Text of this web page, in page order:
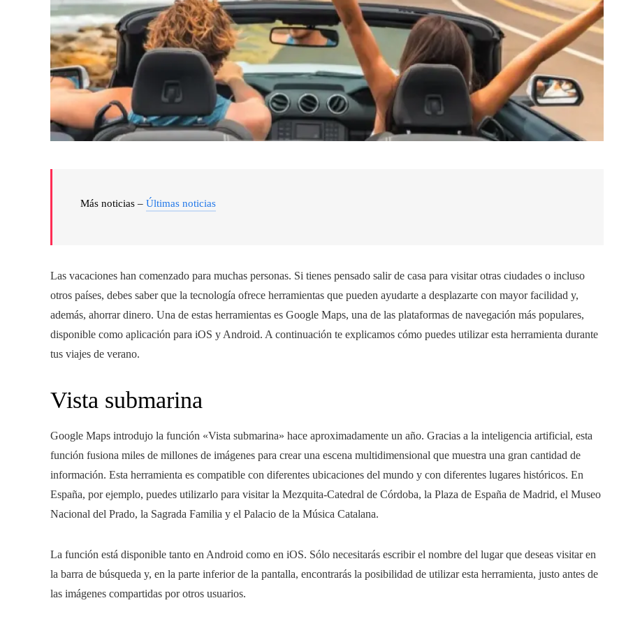
Más noticias – Últimas noticias
Las vacaciones han comenzado para muchas personas. Si tienes pensado salir de casa para visitar otras ciudades o incluso
otros países, debes saber que la tecnología ofrece herramientas que pueden ayudarte a desplazarte con mayor facilidad y,
además, ahorrar dinero. Una de estas herramientas es Google Maps, una de las plataformas de navegación más populares,
disponible como aplicación para iOS y Android. A continuación te explicamos cómo puedes utilizar esta herramienta durante
tus viajes de verano.
Vista submarina
Google Maps introdujo la función «Vista submarina» hace aproximadamente un año. Gracias a la inteligencia artificial, esta
función fusiona miles de millones de imágenes para crear una escena multidimensional que muestra una gran cantidad de
información. Esta herramienta es compatible con diferentes ubicaciones del mundo y con diferentes lugares históricos. En
España, por ejemplo, puedes utilizarlo para visitar la Mezquita-Catedral de Córdoba, la Plaza de España de Madrid, el Museo
Nacional del Prado, la Sagrada Familia y el Palacio de la Música Catalana.
La función está disponible tanto en Android como en iOS. Sólo necesitarás escribir el nombre del lugar que deseas visitar en
la barra de búsqueda y, en la parte inferior de la pantalla, encontrarás la posibilidad de utilizar esta herramienta, justo antes de
las imágenes compartidas por otros usuarios.